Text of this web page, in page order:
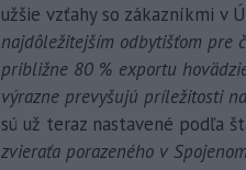
užšie vzťahy so zákazníkmi v
najdôležitejším odbytišťom pre
približne 80 % exportu
výrazne prevyšujú príležitosti
sú už teraz nastavené podľa
zvieraťa porazeného v